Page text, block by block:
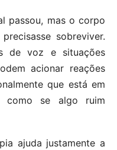
passou, mas o corpo
sobreviver.
de voz e situações
acionar reações
que está em
como se algo ruim
ajuda justamente a